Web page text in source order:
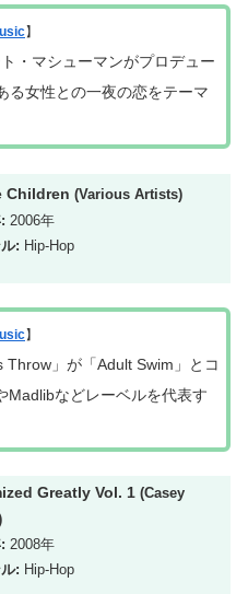
】
・マシューマンがプロデュー
る女性との一夜の恋をテーマ
Children (Various Artists)
2006年
: Hip-Hop
】
」が「Adult Swim」とコ
Madlibなどレーベルを代表す
Greatly Vol. 1(Casey
2008年
: Hip-Hop